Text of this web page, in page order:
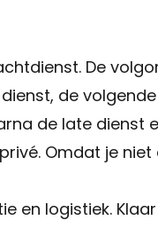
De
de
de late dienst
Omdat je
en logistiek.